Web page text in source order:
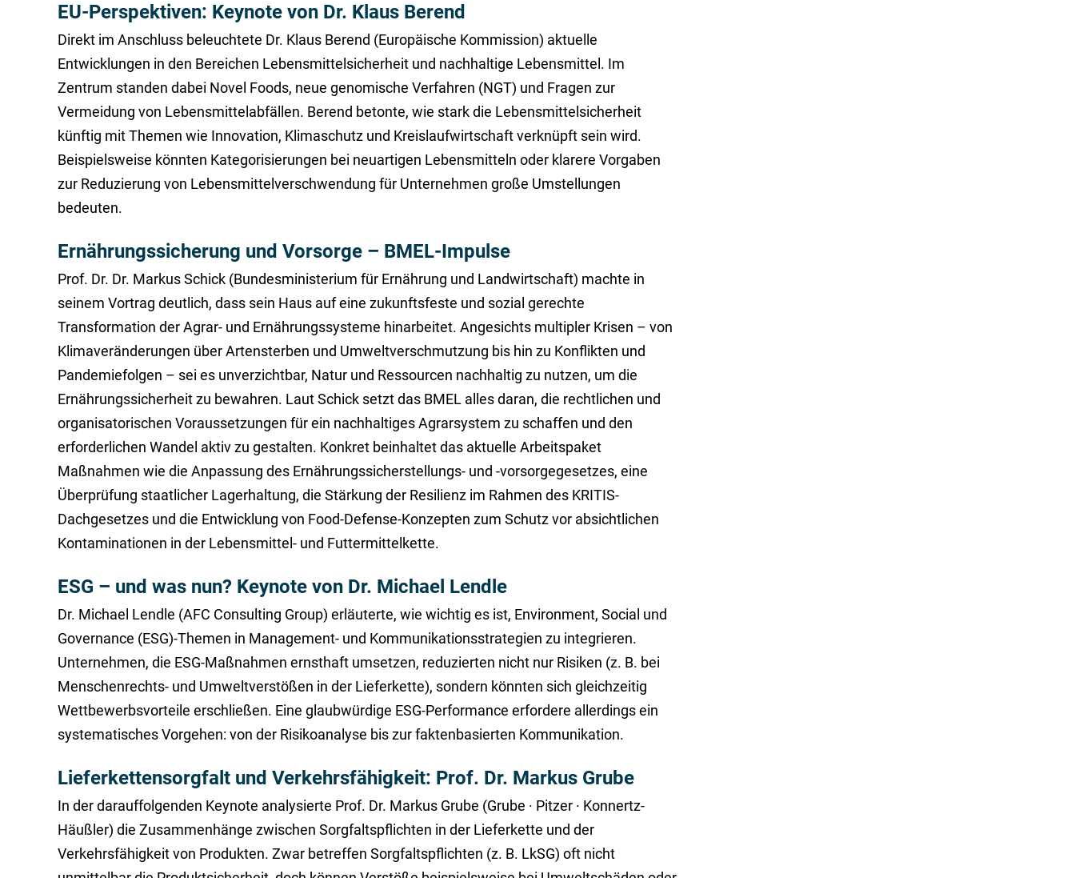
EU-Perspektiven: Keynote von Dr. Klaus Berend
Direkt im Anschluss beleuchtete Dr. Klaus Berend (Europäische Kommission) aktuelle
Entwicklungen in den Bereichen Lebensmittelsicherheit und nachhaltige Lebensmittel. Im
Zentrum standen dabei Novel Foods, neue genomische Verfahren (NGT) und Fragen zur
Vermeidung von Lebensmittelabfällen. Berend betonte, wie stark die Lebensmittelsicherheit
künftig mit Themen wie Innovation, Klimaschutz und Kreislaufwirtschaft verknüpft sein wird.
Beispielsweise könnten Kategorisierungen bei neuartigen Lebensmitteln oder klarere Vorgaben
zur Reduzierung von Lebensmittelverschwendung für Unternehmen große Umstellungen
bedeuten.
Ernährungssicherung und Vorsorge – BMEL-Impulse
Prof. Dr. Dr. Markus Schick (Bundesministerium für Ernährung und Landwirtschaft) machte in
seinem Vortrag deutlich, dass sein Haus auf eine zukunftsfeste und sozial gerechte
Transformation der Agrar- und Ernährungssysteme hinarbeitet. Angesichts multipler Krisen – von
Klimaveränderungen über Artensterben und Umweltverschmutzung bis hin zu Konflikten und
Pandemiefolgen – sei es unverzichtbar, Natur und Ressourcen nachhaltig zu nutzen, um die
Ernährungssicherheit zu bewahren. Laut Schick setzt das BMEL alles daran, die rechtlichen und
organisatorischen Voraussetzungen für ein nachhaltiges Agrarsystem zu schaffen und den
erforderlichen Wandel aktiv zu gestalten. Konkret beinhaltet das aktuelle Arbeitspaket
Maßnahmen wie die Anpassung des Ernährungssicherstellungs- und -vorsorgegesetzes, eine
Überprüfung staatlicher Lagerhaltung, die Stärkung der Resilienz im Rahmen des KRITIS-
Dachgesetzes und die Entwicklung von Food-Defense-Konzepten zum Schutz vor absichtlichen
Kontaminationen in der Lebensmittel- und Futtermittelkette.
ESG – und was nun? Keynote von Dr. Michael Lendle
Dr. Michael Lendle (AFC Consulting Group) erläuterte, wie wichtig es ist, Environment, Social und
Governance (ESG)-Themen in Management- und Kommunikationsstrategien zu integrieren.
Unternehmen, die ESG-Maßnahmen ernsthaft umsetzen, reduzierten nicht nur Risiken (z. B. bei
Menschenrechts- und Umweltverstößen in der Lieferkette), sondern könnten sich gleichzeitig
Wettbewerbsvorteile erschließen. Eine glaubwürdige ESG-Performance erfordere allerdings ein
systematisches Vorgehen: von der Risikoanalyse bis zur faktenbasierten Kommunikation.
Lieferkettensorgfalt und Verkehrsfähigkeit: Prof. Dr. Markus Grube
In der darauffolgenden Keynote analysierte Prof. Dr. Markus Grube (Grube · Pitzer · Konnertz-
Häußler) die Zusammenhänge zwischen Sorgfaltspflichten in der Lieferkette und der
Verkehrsfähigkeit von Produkten. Zwar betreffen Sorgfaltspflichten (z. B. LkSG) oft nicht